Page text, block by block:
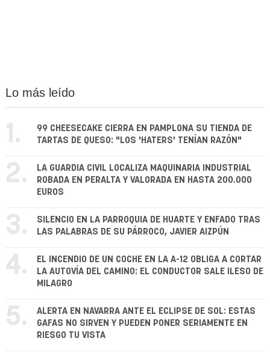
Lo más leído
1.
99 CHEESECAKE CIERRA EN PAMPLONA SU TIENDA DE
TARTAS DE QUESO: "LOS 'HATERS' TENÍAN RAZÓN"
2.
LA GUARDIA CIVIL LOCALIZA MAQUINARIA INDUSTRIAL
ROBADA EN PERALTA Y VALORADA EN HASTA 200.000
EUROS
3.
SILENCIO EN LA PARROQUIA DE HUARTE Y ENFADO TRAS
LAS PALABRAS DE SU PÁRROCO, JAVIER AIZPÚN
4.
EL INCENDIO DE UN COCHE EN LA A-12 OBLIGA A CORTAR
LA AUTOVÍA DEL CAMINO: EL CONDUCTOR SALE ILESO DE
MILAGRO
5.
ALERTA EN NAVARRA ANTE EL ECLIPSE DE SOL: ESTAS
GAFAS NO SIRVEN Y PUEDEN PONER SERIAMENTE EN
RIESGO TU VISTA